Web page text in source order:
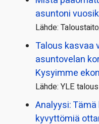
asuntoni
Lähde:
Talous kasvaa
asuntovelan
Kysyimme
Lähde: YLE talous
Analyysi:
kyvyttömiä